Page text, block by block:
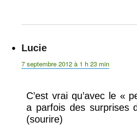
Lucie
7 septembre 2012 à 1 h 23 min
C’est vrai qu’avec le «
a parfois des surprises
(sourire)